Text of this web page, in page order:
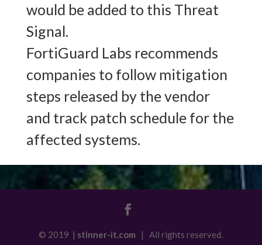
would be added to this Threat
Signal.
FortiGuard Labs recommends
companies to follow mitigation
steps released by the vendor
and track patch schedule for the
affected systems.
© 2019 | stinner-it.com | All rights reserved.